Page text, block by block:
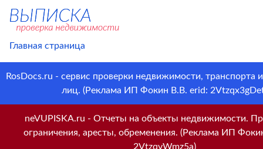
Главная страница
RosDocs.ru - сервис проверки недвижимости, транспорта
лиц. (Реклама ИП Фокин В.В. erid:
neVUPISKA.ru - Отчеты на объекты недвижимости.
ограничения, аресты, обременения. (Реклама ИП
2VtzqvWmz5a)